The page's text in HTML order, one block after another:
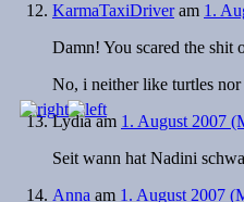
KarmaTaxiDriveram 1.
Damn! You scared the shit
No, i neither like turtles nor
Lydiaam 1. August 2007
Seit wann hat Nadini
Anna am 1. August 2007